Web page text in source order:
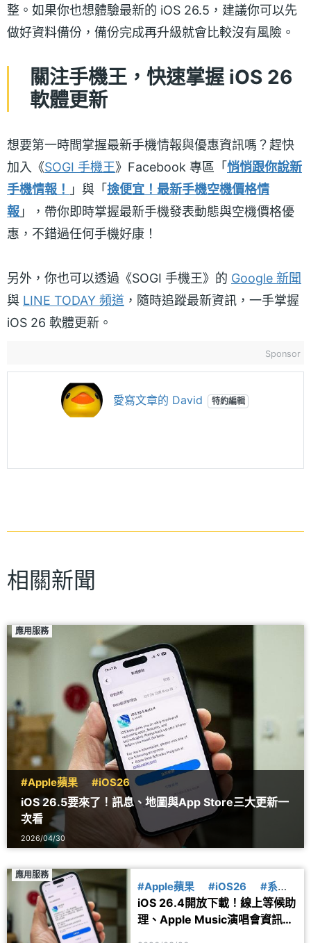
整。如果你也想體驗最新的 iOS 26.5，建議你可以先
做好資料備份，備份完成再升級就會比較沒有風險。
關注手機王，快速掌握 iOS 26
軟體更新
想要第一時間掌握最新手機情報與優惠資訊嗎？趕快
加入《SOGI 手機王》Facebook 專區「悄悄跟你說新
手機情報！ 」與「撿便宜！最新手機空機價格情
報 」，帶你即時掌握最新手機發表動態與空機價格優
惠，不錯過任何手機好康！
另外，你也可以透過《SOGI 手機王》的 Google 新聞
與 LINE TODAY 頻道 ，隨時追蹤最新資訊，一手掌握
iOS 26 軟體更新。
Sponsor
愛寫文章的 David 特約編輯
相關新聞
應用服務
#Apple蘋果 #iOS26
iOS 26.5要來了！訊息、地圖與App Store三大更新一
次看
2026/04/30
應用服務
#Apple蘋果 #iOS26
#系統
更新
iOS 26.4開放下載！線上等候助
理、Apple Music演唱會資訊等